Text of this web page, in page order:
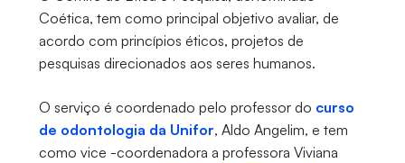
Coética, tem como principal objetivo avaliar, de
acordo com princípios éticos, projetos de
pesquisas direcionados aos seres humanos.
O serviço é coordenado pelo professor do curso
de odontologia da Unifor, Aldo Angelim, e tem
como vice -coordenadora a professora Viviana